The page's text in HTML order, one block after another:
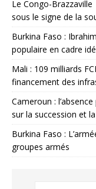
Le Congo-
sous le signe de la
Burkina Faso :
populaire en cadre
Mali : 109 milliards
financement des
Cameroun :
sur la succession et
Burkina Faso :
groupes armés